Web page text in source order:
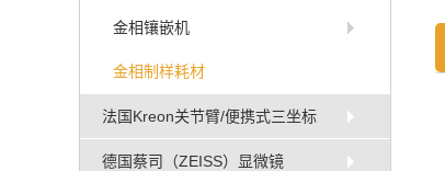
金相镶嵌机
金相制样耗材
法国Kreon关节臂/便携式三坐标
德国蔡司（ZEISS）显微镜